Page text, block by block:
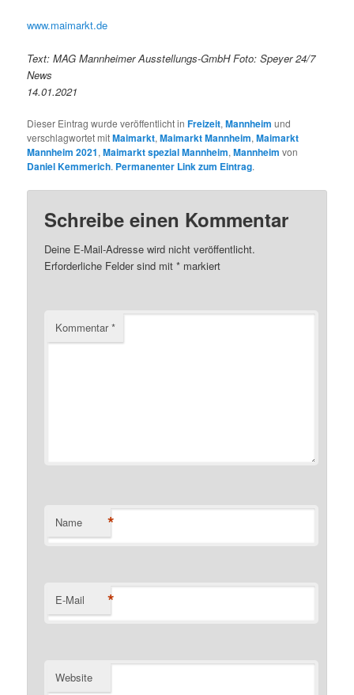
www.maimarkt.de
Text: MAG Mannheimer Ausstellungs-GmbH Foto: Speyer 24/7
News
14.01.2021
Dieser Eintrag wurde veröffentlicht inFreizeit,Mannheim und
verschlagwortet mitMaimarkt,Maimarkt Mannheim,Maimarkt
Mannheim 2021,Maimarkt spezial Mannheim,Mannheim von
Daniel Kemmerich. Permanenter Link zum Eintrag.
Schreibe einen Kommentar
Deine E-Mail-Adresse wird nicht veröffentlicht.
Erforderliche Felder sind mit* markiert
Kommentar*
Name *
E-Mail *
Website